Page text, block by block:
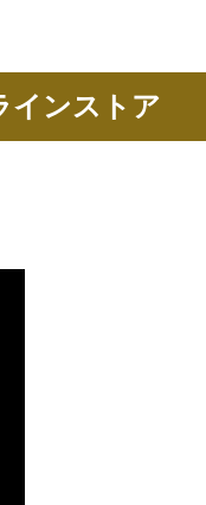
インストア